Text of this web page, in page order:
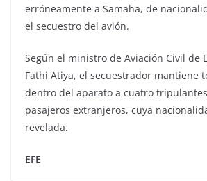
erróneamente a Samaha, de
el secuestro del avión.
Según el ministro de Aviación Civil de
Fathi Atiya, el secuestrador mantiene
dentro del aparato a cuatro
pasajeros extranjeros, cuya
revelada.
EFE